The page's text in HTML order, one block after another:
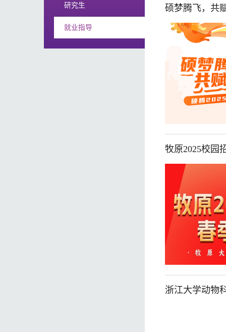
研究生
就业指导
硕梦腾飞，共
牧原2025校园
浙江大学动物